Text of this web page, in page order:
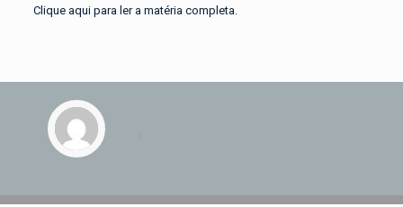
Clique aqui para ler a matéria completa.